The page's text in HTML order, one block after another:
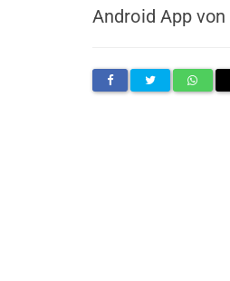
Android App von